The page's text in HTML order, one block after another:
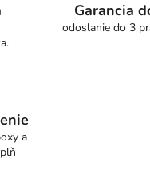
Garancia
odoslanie do 3
a